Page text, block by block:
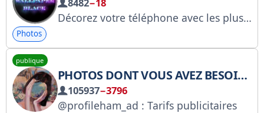
Décorez votre téléphone avec les plus beaux fonds d'écran ! Votre téléphone mérite ce qu'il y a de mieux ! Offrez-moi un café : https://pay.cloudtips.ru/p/fb893323
Photos
publique
PHOTOS DONT VOUS AVEZ BESOIN :
105937−3796
@profileham_ad : Tarifs publicitaires